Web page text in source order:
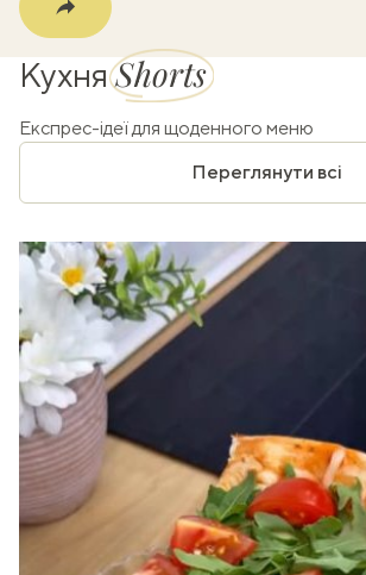
КухняShorts
Експрес-ідеї для щоденного меню
Переглянути всі